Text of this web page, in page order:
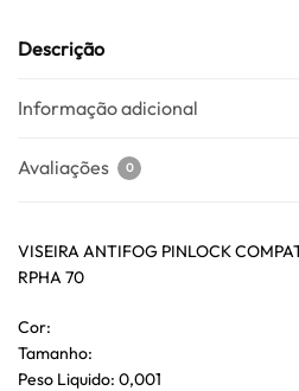
Descrição
Informação adicional
Avaliações 0
VISEIRA ANTIFOG PINLOCK
RPHA 70
Cor:
Tamanho:
Peso Liquido: 0,001